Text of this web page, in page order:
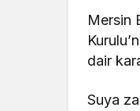
Mersin
dair
Suya